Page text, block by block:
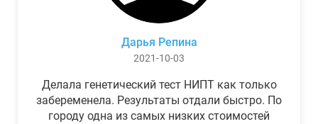
Дарья Репина
2021-10-03
Делала генетический тест НИПТ как только
забеременела. Результаты отдали быстро. По
городу одна из самых низких стоимостей